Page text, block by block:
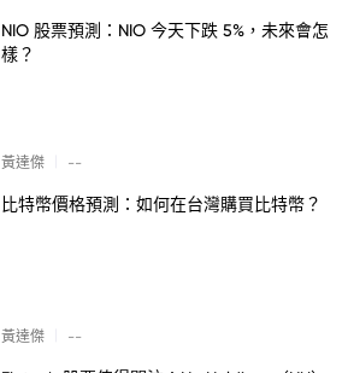
NIO 股票預測：NIO 今天下跌 5%，未來會怎
樣？
黃達傑 --
比特幣價格預測：如何在台灣購買比特幣？
黃達傑 --